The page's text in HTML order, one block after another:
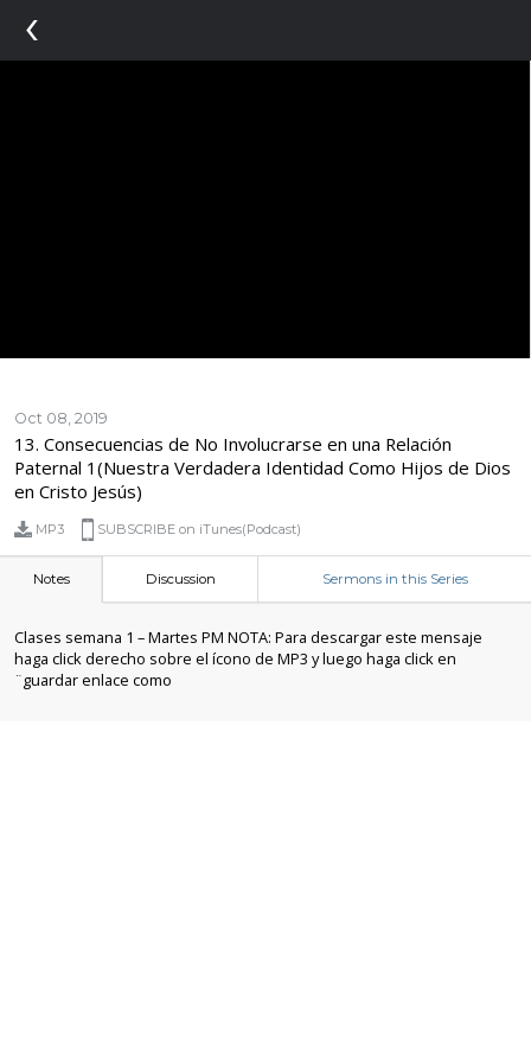
‹
Oct 08, 2019
13. Consecuencias de No Involucrarse en una Relación
Paternal 1(Nuestra Verdadera Identidad Como Hijos de Dios
en Cristo Jesús)
MP3 SUBSCRIBE on iTunes(Podcast)
Notes Discussion Sermons in this Series
Clases semana 1 – Martes PM NOTA: Para descargar este mensaje
haga click derecho sobre el ícono de MP3 y luego haga click en
¨guardar enlace como